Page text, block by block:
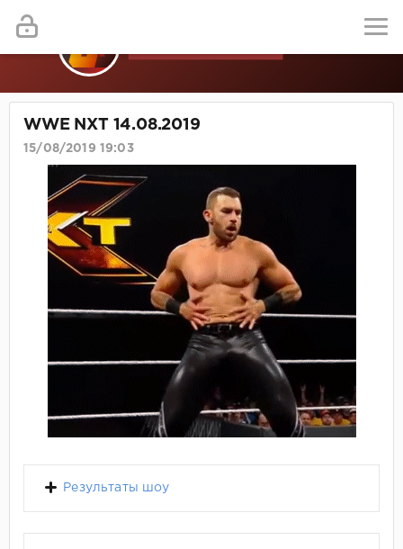
WWE NXT 14.08.2019
15/08/2019 19:03
Результаты шоу